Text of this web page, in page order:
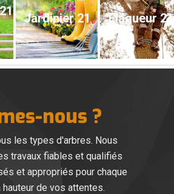
Jardinier 21 Elagueur 21
nous ?
les types d'arbres. Nous
travaux fiables et qualifiés
et appropriés pour chaque
de vos attentes.